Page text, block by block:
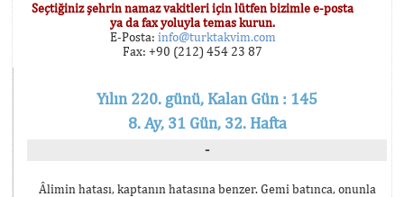
Seçtiğiniz şehrin namaz vakitleri için lütfen bizimle e-posta
ya da fax yoluyla temas kurun.
E-Posta: info@turktakvim.com
Fax: +90 (212) 454 23 87
Yılın 220. günü, Kalan Gün : 145
8. Ay, 31 Gün, 32. Hafta
-
Âlimin hatası, kaptanın hatasına benzer. Gemi batınca, onunla